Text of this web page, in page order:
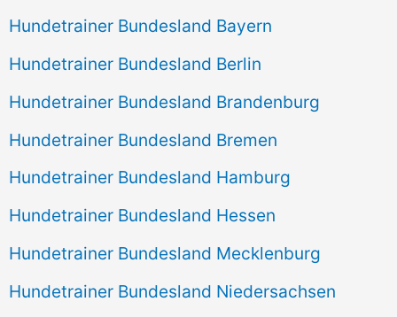
Hundetrainer Bundesland Bayern
Hundetrainer Bundesland Berlin
Hundetrainer Bundesland Brandenburg
Hundetrainer Bundesland Bremen
Hundetrainer Bundesland Hamburg
Hundetrainer Bundesland Hessen
Hundetrainer Bundesland Mecklenburg
Hundetrainer Bundesland Niedersachsen